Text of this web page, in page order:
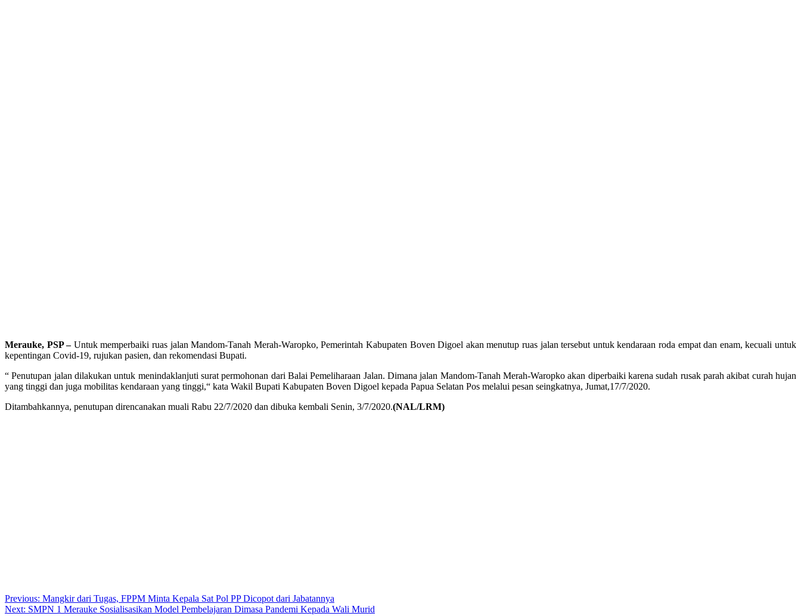
Merauke, PSP –Untuk memperbaiki ruas jalan Mandom-Tanah Merah-Waropko, Pemerintah Kabupaten Boven Digoel akan menutup ruas jalan tersebut untuk kendaraan roda empat dan enam, kecuali untuk
kepentingan Covid-19, rujukan pasien, dan rekomendasi Bupati.
“ Penutupan jalan dilakukan untuk menindaklanjuti surat permohonan dari Balai Pemeliharaan Jalan. Dimana jalan Mandom-Tanah Merah-Waropko akan diperbaiki karena sudah rusak parah akibat curah hujan
yang tinggi dan juga mobilitas kendaraan yang tinggi,“ kata Wakil Bupati Kabupaten Boven Digoel kepada Papua Selatan Pos melalui pesan seingkatnya, Jumat,17/7/2020.
Ditambahkannya, penutupan direncanakan muali Rabu 22/7/2020 dan dibuka kembali Senin, 3/7/2020.(NAL/LRM)
Post
Previous: Mangkir dari Tugas, FPPM Minta Kepala Sat Pol PP Dicopot dari Jabatannya
Next: SMPN 1 Merauke Sosialisasikan Model Pembelajaran Dimasa Pandemi Kepada Wali Murid